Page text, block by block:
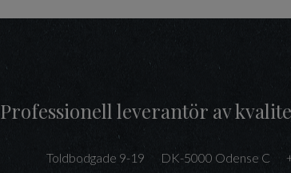
Professionell leverantör av
Toldbodgade 9-19 DK-5000 Odense C